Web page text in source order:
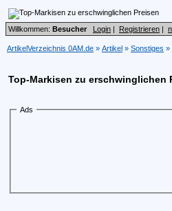
Willkommen: Besucher Login | Registrieren |
ArtikelVerzeichnis 0AM.de » Artikel » Sonstiges »
Top-Markisen zu erschwinglichen
Ads